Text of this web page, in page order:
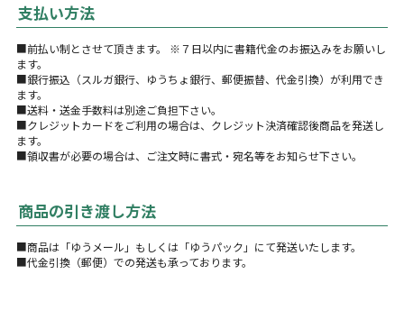
支払い方法
■前払い制とさせて頂きます。 ※７日以内に書籍代金のお振込みをお願いし
ます。
■銀行振込（スルガ銀行、ゆうちょ銀行、郵便振替、代金引換）が利用でき
ます。
■送料・送金手数料は別途ご負担下さい。
■クレジットカードをご利用の場合は、クレジット決済確認後商品を発送し
ます。
■領収書が必要の場合は、ご注文時に書式・宛名等をお知らせ下さい。
商品の引き渡し方法
■商品は「ゆうメール」もしくは「ゆうパック」にて発送いたします。
■代金引換（郵便）での発送も承っております。